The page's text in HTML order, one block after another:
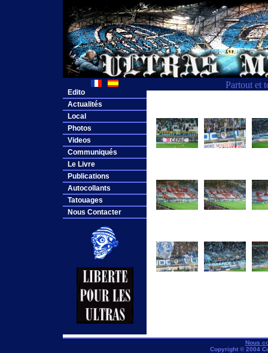
Partout et
Edito
Actualités
Local
Photos
Videos
Communiqués
Le Livre
Publications
Autocollants
Tatouages
Nous Contacter
Nous
Copyright © 2004